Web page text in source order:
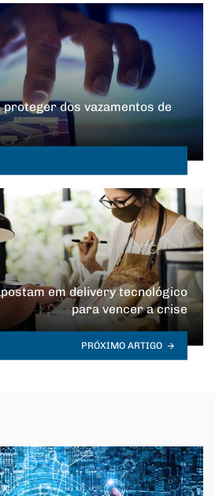
dos vazamentos de
em delivery tecnológico
para vencer a crise
PRÓXIMO ARTIGO